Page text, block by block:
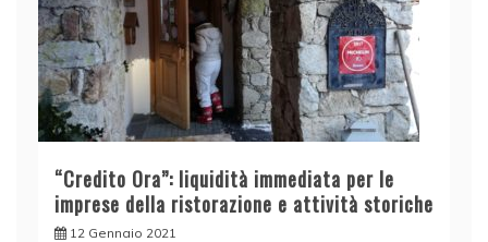
t
r
u
t
t
e
“Credito Ora”: liquidità immediata per le
imprese della ristorazione e attività storiche
12 Gennaio 2021